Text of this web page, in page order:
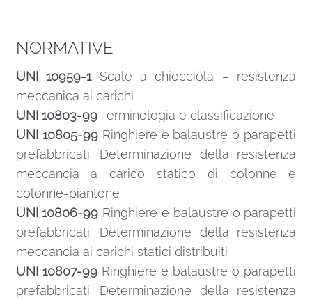
NORMATIVE
UNI 10959-1Scale a chiocciola – resistenza
meccanica ai carichi
UNI 10803-99Terminologia e classificazione
UNI 10805-99Ringhiere e balaustre o parapetti
prefabbricati. Determinazione della resistenza
meccancia a carico statico di colonne e
colonne-piantone
UNI 10806-99 Ringhiere e balaustre o parapetti
prefabbricati. Determinazione della resistenza
meccancia ai carichi statici distribuiti
UNI 10807-99Ringhiere e balaustre o parapetti
prefabbricati. Determinazione della resistenza